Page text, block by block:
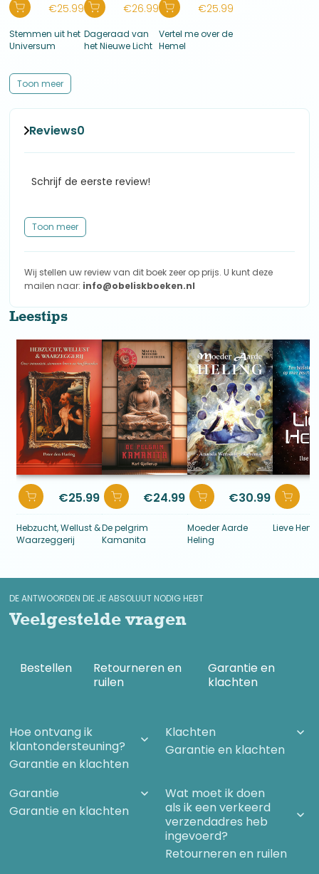
€25.99
Stemmen uit het
Universum
€26.99
Dageraad van
het Nieuwe Licht
€25.99
Vertel me over de
Hemel
Toon meer
Reviews0
Schrijf de eerste review!
Toon meer
Wij stellen uw review van dit boek zeer op prijs. U kunt deze
mailen naar: info@obeliskboeken.nl
Leestips
€25.99
Hebzucht, Wellust &
Waarzeggerij
€24.99
De pelgrim
Kamanita
€30.99
Moeder Aarde
Heling
Lieve
DE ANTWOORDEN DIE JE ABSOLUUT NODIG HEBT
Veelgestelde vragen
Bestellen
Retourneren en
ruilen
Garantie en
klachten
Hoe ontvang ik
klantondersteuning?
Garantie en klachten
Klachten
Garantie en klachten
Garantie
Garantie en klachten
Wat moet ik doen
als ik een verkeerd
verzendadres heb
ingevoerd?
Retourneren en ruilen